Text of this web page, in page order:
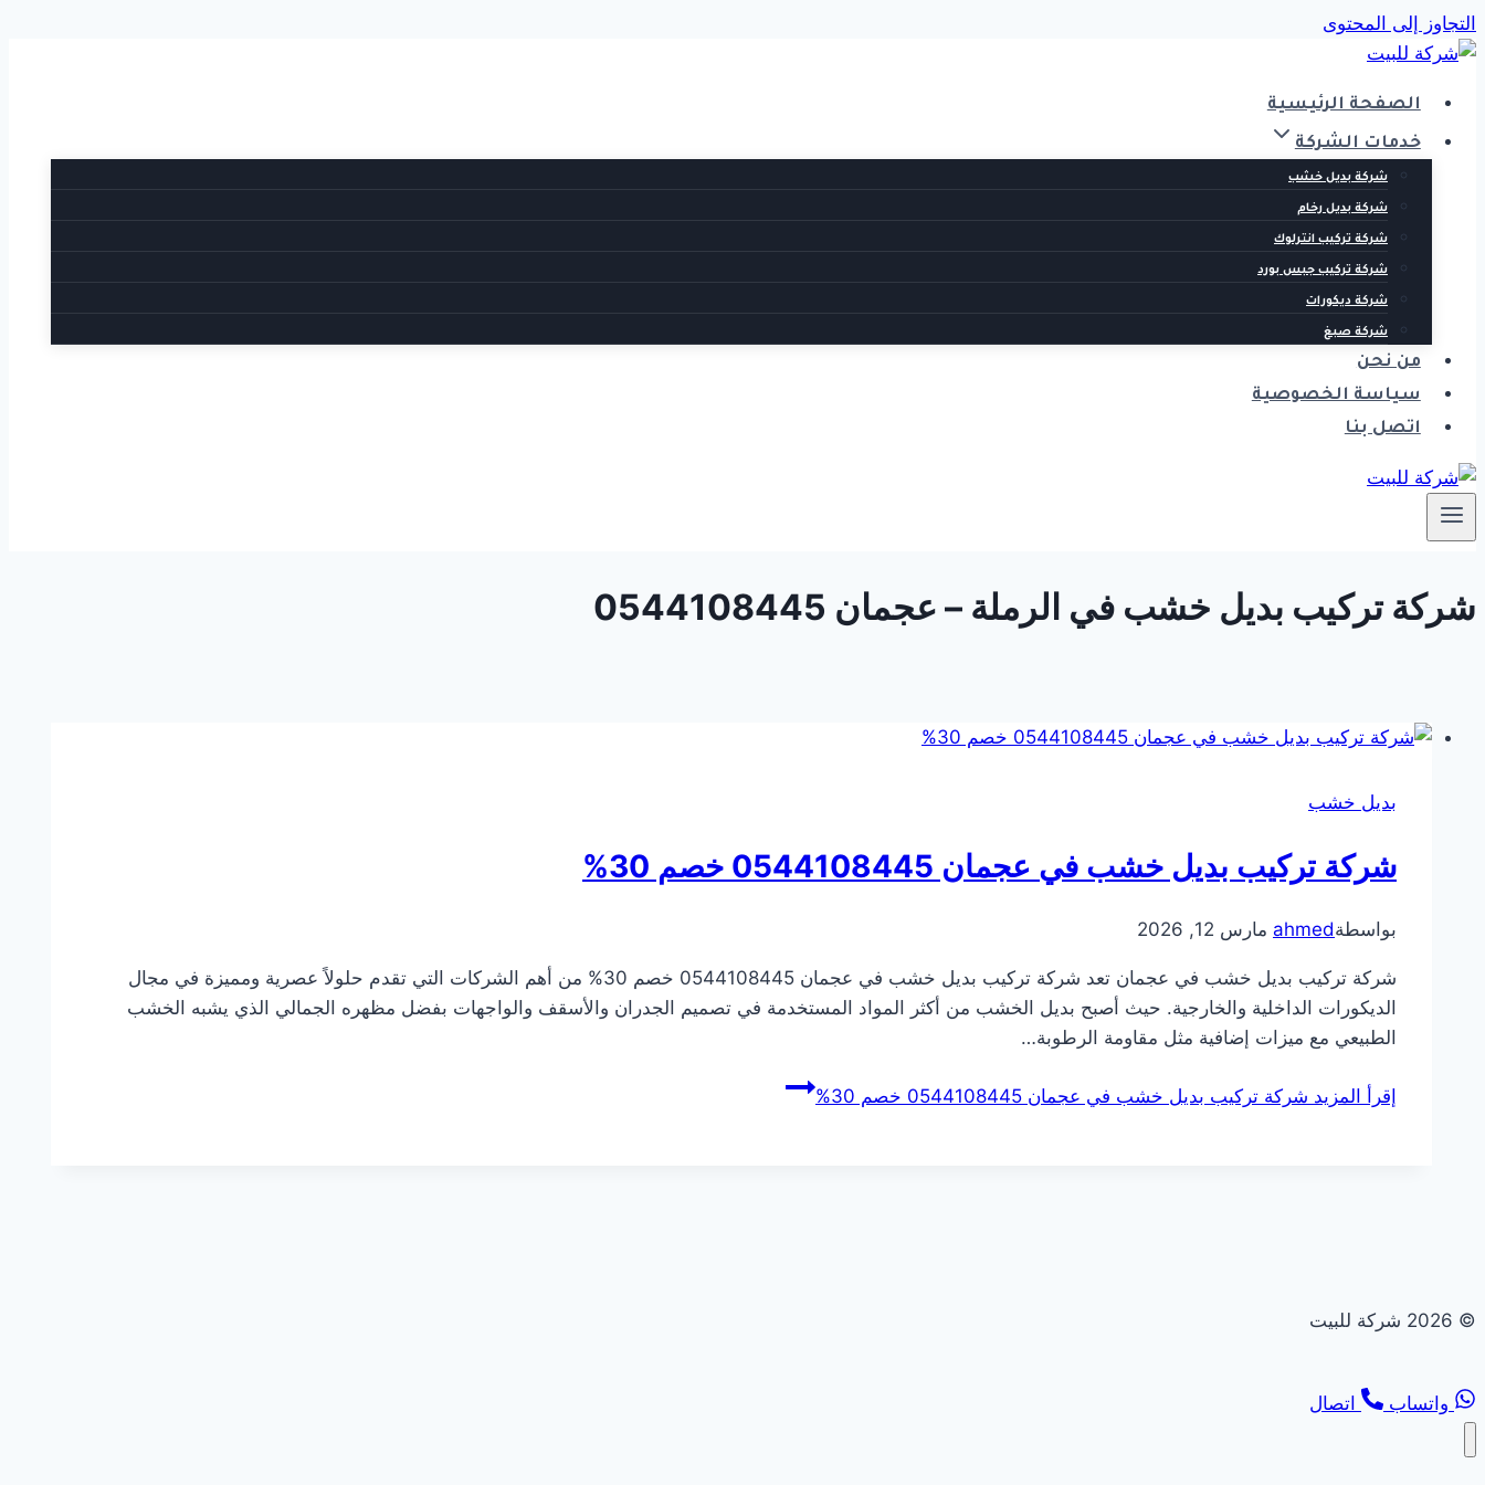
التجاوز إلى المحتوى
الصفحة الرئيسية
خدمات الشركة
شركة بديل خشب
شركة بديل رخام
شركة تركيب انترلوك
شركة تركيب جبس بورد
شركة ديكورات
شركة صبغ
من نحن
سياسة الخصوصية
اتصل بنا
شركة تركيب بديل خشب في الرملة – عجمان 0544108445
بديل خشب
شركة تركيب بديل خشب في عجمان 0544108445 خصم 30%
بواسطةahmed مارس 12, 2026
شركة تركيب بديل خشب في عجمان تعد شركة تركيب بديل خشب في عجمان 0544108445 خصم 30% من أهم الشركات التي تقدم حلولاً عصرية ومميزة في مجال
الديكورات الداخلية والخارجية. حيث أصبح بديل الخشب من أكثر المواد المستخدمة في تصميم الجدران والأسقف والواجهات بفضل مظهره الجمالي الذي يشبه الخشب
الطبيعي مع ميزات إضافية مثل مقاومة الرطوبة…
إقرأ المزيد شركة تركيب بديل خشب في عجمان 0544108445 خصم 30%
© 2026 شركة للبيت
واتساب اتصال